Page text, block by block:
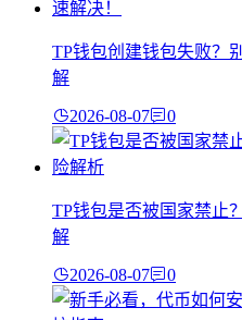
TP钱包创建钱包失败？
解
2026-08-07 0
TP钱包是否被国家禁止
解
2026-08-07 0